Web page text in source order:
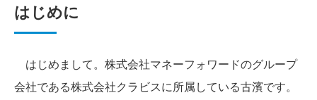
はじめに
はじめまして。株式会社マネーフォワードのグループ
会社である株式会社クラビスに所属している古濱です。